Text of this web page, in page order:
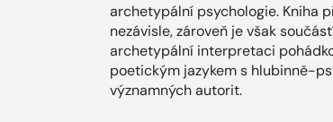
archetypální psychologie. Kniha
nezávisle, zároveň je však
archetypální interpretaci
poetickým jazykem s hlubinně-
významných autorit.